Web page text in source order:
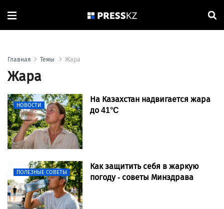
Главная Темы Жара
Жара
НОВОСТИ
На Казахстан надвигается жара
до 41°C
ПОЛЕЗНЫЕ СОВЕТЫ
Как защитить себя в жаркую
погоду - советы Минздрава